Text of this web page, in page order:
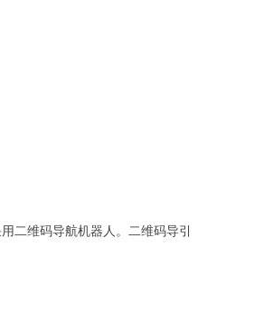
二维码导航机器人。二维码导引